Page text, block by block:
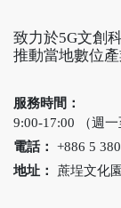
致力於5G文創
推動當地數位
服務時間：
9:00-17:00 （週一
電話： +886 5
地址： 蔗埕文化